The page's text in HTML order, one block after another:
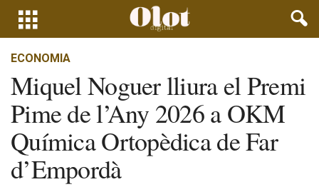
ECONOMIA
Miquel Noguer lliura el Premi
Pime de l’Any 2026 a OKM
Química Ortopèdica de Far
d’Empordà